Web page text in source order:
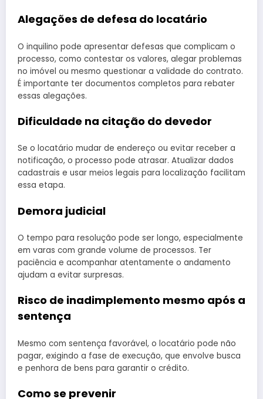
Alegações de defesa do locatário
O inquilino pode apresentar defesas que complicam o
processo, como contestar os valores, alegar problemas
no imóvel ou mesmo questionar a validade do contrato.
É importante ter documentos completos para rebater
essas alegações.
Dificuldade na citação do devedor
Se o locatário mudar de endereço ou evitar receber a
notificação, o processo pode atrasar. Atualizar dados
cadastrais e usar meios legais para localização facilitam
essa etapa.
Demora judicial
O tempo para resolução pode ser longo, especialmente
em varas com grande volume de processos. Ter
paciência e acompanhar atentamente o andamento
ajudam a evitar surpresas.
Risco de inadimplemento mesmo após a
sentença
Mesmo com sentença favorável, o locatário pode não
pagar, exigindo a fase de execução, que envolve busca
e penhora de bens para garantir o crédito.
Como se prevenir